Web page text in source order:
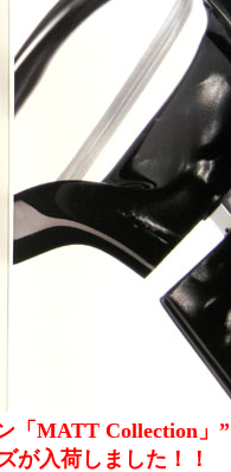
「MATT Collection」”
が入荷しました！！